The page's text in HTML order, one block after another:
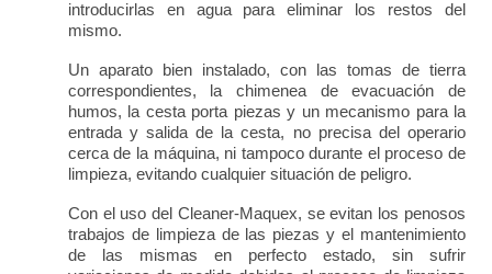
introducirlas en agua para eliminar los restos del
mismo.
Un aparato bien instalado, con las tomas de tierra
correspondientes, la chimenea de evacuación de
humos, la cesta porta piezas y un mecanismo para la
entrada y salida de la cesta, no precisa del operario
cerca de la máquina, ni tampoco durante el proceso de
limpieza, evitando cualquier situación de peligro.
Con el uso del Cleaner-Maquex, se evitan los penosos
trabajos de limpieza de las piezas y el mantenimiento
de las mismas en perfecto estado, sin sufrir